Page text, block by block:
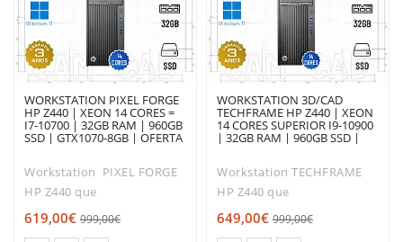
WORKSTATION PIXEL FORGE
HP Z440 | XEON 14 CORES =
I7-10700 | 32GB RAM | 960GB
SSD | GTX1070-8GB | OFERTA
Workstation PIXEL FORGE
HP Z440 que
combina desempenho e
619,00€ 999,00€
WORKSTATION 3D/CAD
TECHFRAME HP Z440 | XEON
14 CORES SUPERIOR I9-10900
| 32GB RAM | 960GB SSD |
Workstation TECHFRAME
HP Z440 que
combina desempenho e
649,00€ 999,00€